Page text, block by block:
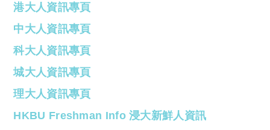
港大人資訊專頁
中大人資訊專頁
科大人資訊專頁
城大人資訊專頁
理大人資訊專頁
HKBU Freshman Info 浸大新鮮人資訊